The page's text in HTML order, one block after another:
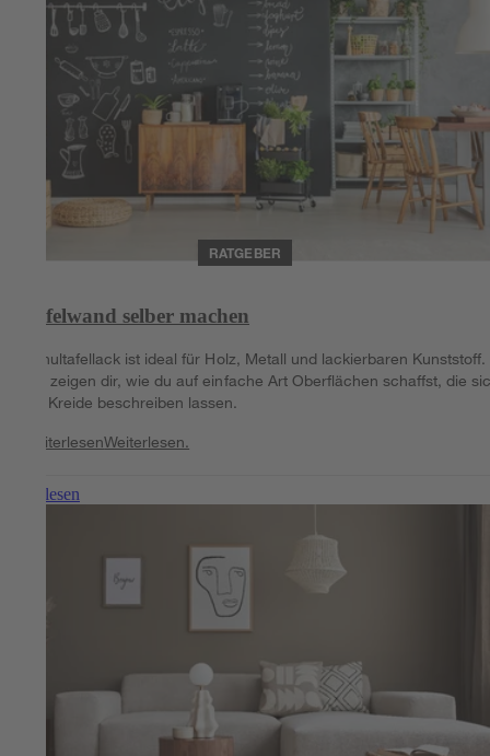
RATGEBER
Tafelwand selber machen
Schultafellack ist ideal für Holz, Metall und lackierbaren Kunststoff.
Wir zeigen dir, wie du auf einfache Art Oberflächen schaffst, die
mit Kreide beschreiben lassen.
WeiterlesenWeiterlesen.
Weiterlesen